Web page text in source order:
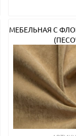
МЕБЕЛЬНАЯ С